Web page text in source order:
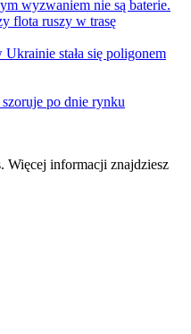
wyzwaniem nie są baterie.
flota ruszy w trasę
stała się poligonem
po dnie rynku
Więcej informacji znajdziesz